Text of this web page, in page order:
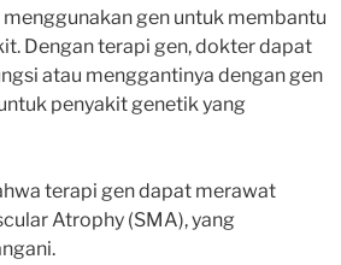
gen untuk membantu
Dengan terapi gen, dokter dapat
atau menggantinya dengan gen
penyakit genetik yang
terapi gen dapat merawat
Atrophy (SMA), yang